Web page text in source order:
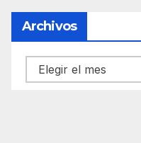
Archivos
Archivos